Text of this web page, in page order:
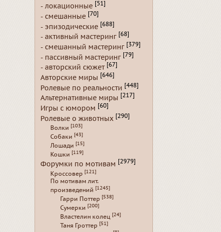
- локационные [51]
- смешанные [70]
- эпизодические [688]
- активный мастеринг [68]
- смешанный мастеринг [379]
- пассивный мастеринг [79]
- авторский сюжет [67]
Авторские миры [646]
Ролевые по реальности [448]
Альтернативные миры [217]
Игры с юмором [60]
Ролевые о животных [290]
Волки [103]
Собаки [43]
Лошади [15]
Кошки [119]
Форумки по мотивам [2979]
Кроссовер [121]
По мотивам лит.
произведений [1245]
Гарри Поттер [538]
Сумерки [200]
Властелин колец [24]
Таня Гроттер [51]